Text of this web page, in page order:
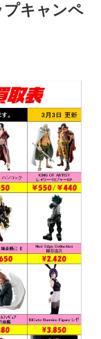
プキャンペ